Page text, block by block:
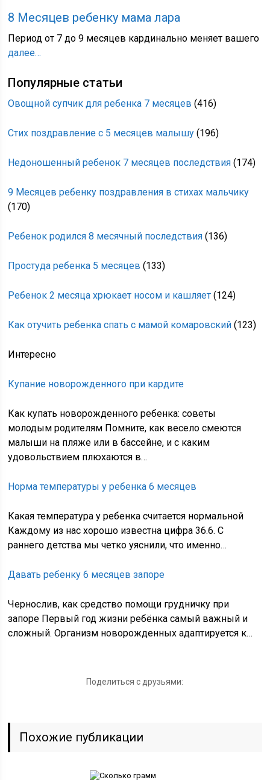
8 Месяцев ребенку мама лара
Период от 7 до 9 месяцев кардинально меняет вашего
далее…
Популярные статьи
Овощной супчик для ребенка 7 месяцев (416)
Стих поздравление с 5 месяцев малышу (196)
Недоношенный ребенок 7 месяцев последствия (174)
9 Месяцев ребенку поздравления в стихах мальчику
(170)
Ребенок родился 8 месячный последствия (136)
Простуда ребенка 5 месяцев (133)
Ребенок 2 месяца хрюкает носом и кашляет (124)
Как отучить ребенка спать с мамой комаровский (123)
Интересно
Купание новорожденного при кардите
Как купать новорожденного ребенка: советы
молодым родителям Помните, как весело смеются
малыши на пляже или в бассейне, и с каким
удовольствием плюхаются в…
Норма температуры у ребенка 6 месяцев
Какая температура у ребенка считается нормальной
Каждому из нас хорошо известна цифра 36.6. С
раннего детства мы четко уяснили, что именно…
Давать ребенку 6 месяцев запоре
Чернослив, как средство помощи грудничку при
запоре Первый год жизни ребёнка самый важный и
сложный. Организм новорожденных адаптируется к…
Поделиться с друзьями:
Похожие публикации